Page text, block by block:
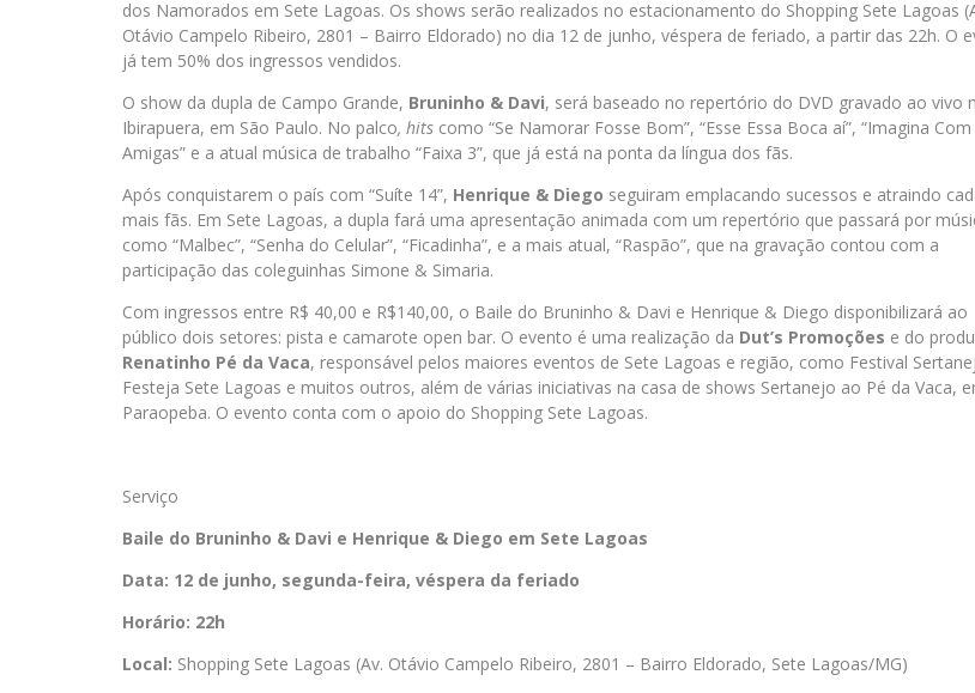
dos Namorados em Sete Lagoas. Os shows serão realizados no estacionamento do Shopping Sete Lagoas
Otávio Campelo Ribeiro, 2801 – Bairro Eldorado) no dia 12 de junho, véspera de feriado, a partir das 22h. O
já tem 50% dos ingressos vendidos.
O show da dupla de Campo Grande, Bruninho & Davi, será baseado no repertório do DVD gravado ao vivo
Ibirapuera, em São Paulo. No palco, hits como “Se Namorar Fosse Bom”, “Esse Essa Boca aí”, “Imagina Com
Amigas” e a atual música de trabalho “Faixa 3”, que já está na ponta da língua dos fãs.
Após conquistarem o país com “Suíte 14”, Henrique & Diego seguiram emplacando sucessos e atraindo
mais fãs. Em Sete Lagoas, a dupla fará uma apresentação animada com um repertório que passará por
como “Malbec”, “Senha do Celular”, “Ficadinha”, e a mais atual, “Raspão”, que na gravação contou com a
participação das coleguinhas Simone & Simaria.
Com ingressos entre R$ 40,00 e R$140,00, o Baile do Bruninho & Davi e Henrique & Diego disponibilizará ao
público dois setores: pista e camarote open bar. O evento é uma realização da Dut’s Promoções e do
Renatinho Pé da Vaca, responsável pelos maiores eventos de Sete Lagoas e região, como Festival
Festeja Sete Lagoas e muitos outros, além de várias iniciativas na casa de shows Sertanejo ao Pé da Vaca,
Paraopeba. O evento conta com o apoio do Shopping Sete Lagoas.
Serviço
Baile do Bruninho & Davi e Henrique & Diego em Sete Lagoas
Data: 12 de junho, segunda-feira, véspera da feriado
Horário: 22h
Local: Shopping Sete Lagoas (Av. Otávio Campelo Ribeiro, 2801 – Bairro Eldorado, Sete Lagoas/MG)